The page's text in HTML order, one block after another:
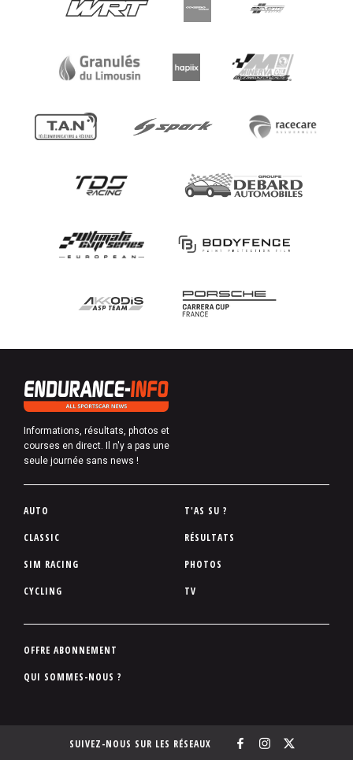
Informations, résultats, photos et
courses en direct. Il n'y a pas une
seule journée sans news !
P
d
d
p
e
AUTO
CLASSIC
SIM RACING
CYCLING
T'AS SU ?
RÉSULTATS
PHOTOS
TV
P
d
OFFRE ABONNEMENT
QUI SOMMES-NOUS ?
SUIVEZ-NOUS SUR LES RÉSEAUX